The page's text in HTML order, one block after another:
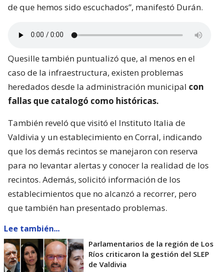
de que hemos sido escuchados”, manifestó Durán.
Quesille también puntualizó que, al menos en el
caso de la infraestructura, existen problemas
heredados desde la administración municipal con
fallas que catalogó como históricas.
También reveló que visitó el Instituto Italia de
Valdivia y un establecimiento en Corral, indicando
que los demás recintos se manejaron con reserva
para no levantar alertas y conocer la realidad de los
recintos. Además, solicitó información de los
establecimientos que no alcanzó a recorrer, pero
que también han presentado problemas.
Lee también...
Parlamentarios de la región de Los
Ríos criticaron la gestión del SLEP
de Valdivia